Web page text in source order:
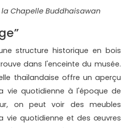
la Chapelle Buddhaisawan
structure historique en bois
dans l'enceinte du musée.
thaïlandaise offre un aperçu
vie quotidienne à l'époque de
on peut voir des meubles
vie quotidienne et des œuvres